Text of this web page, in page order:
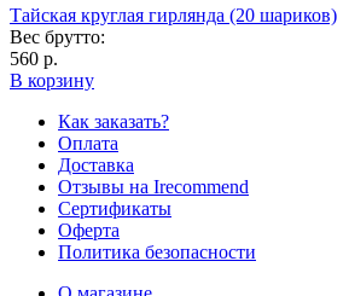
Тайская круглая гирлянда (20 шариков)
Вес брутто:
560 р.
В корзину
Как заказать?
Оплата
Доставка
Отзывы на Irecommend
Сертификаты
Оферта
Политика безопасности